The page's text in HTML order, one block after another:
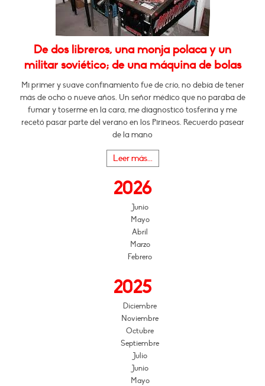
De dos libreros, una monja polaca y un
militar soviético; de una máquina de bolas
Mi primer y suave confinamiento fue de crío, no debía de tener
más de ocho o nueve años. Un señor médico que no paraba de
fumar y toserme en la cara, me diagnosticó tosferina y me
recetó pasar parte del verano en los Pirineos. Recuerdo pasear
de la mano
Leer más...
2026
Junio
Mayo
Abril
Marzo
Febrero
2025
Diciembre
Noviembre
Octubre
Septiembre
Julio
Junio
Mayo